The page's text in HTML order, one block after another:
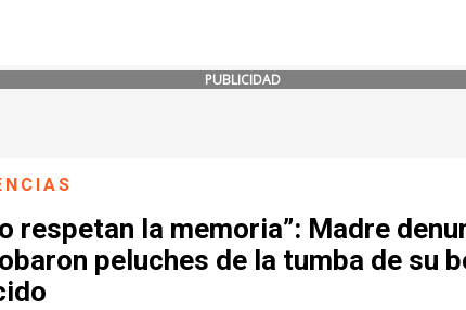
PUBLICIDAD
respetan la memoria”: Madre
peluches de la tumba de su